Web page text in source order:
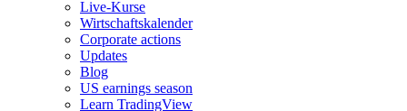
Live-Kurse
Wirtschaftskalender
Corporate actions
Updates
Blog
US earnings season
Learn TradingView